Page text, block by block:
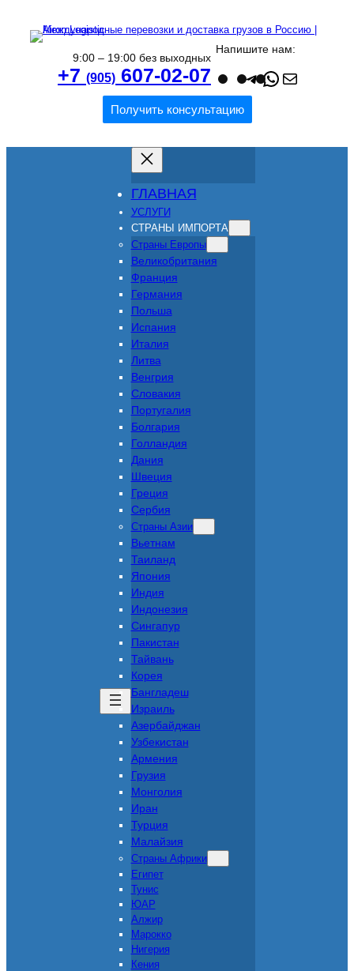
9:00 – 19:00 без выходных
+7 (905) 607-02-07
Напишите нам:
Получить консультацию
ГЛАВНАЯ
УСЛУГИ
СТРАНЫ ИМПОРТА
Страны Европы
Великобритания
Франция
Германия
Польша
Испания
Италия
Литва
Венгрия
Словакия
Португалия
Болгария
Голландия
Дания
Швеция
Греция
Сербия
Страны Азии
Вьетнам
Таиланд
Япония
Индия
Индонезия
Сингапур
Пакистан
Тайвань
Корея
Бангладеш
Израиль
Азербайджан
Узбекистан
Армения
Грузия
Монголия
Иран
Турция
Малайзия
Страны Африки
Египет
Тунис
ЮАР
Алжир
Марокко
Нигерия
Кения